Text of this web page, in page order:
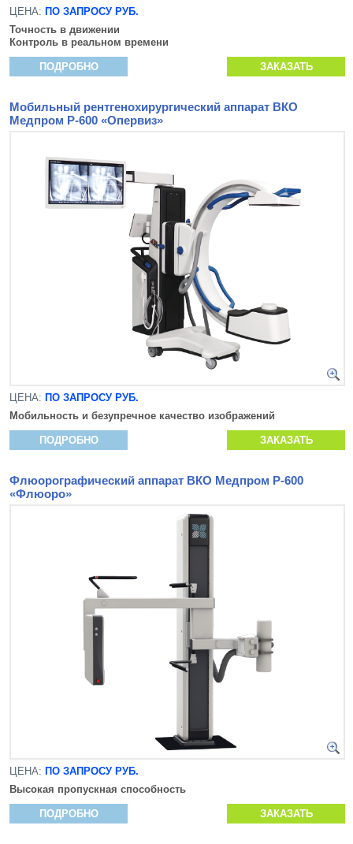
ЦЕНА: ПО ЗАПРОСУ РУБ.
Точность в движении
Контроль в реальном времени
ПОДРОБНО ЗАКАЗАТЬ
Мобильный рентгенохирургический аппарат ВКО
Медпром Р-600 «Опервиз»
ЦЕНА: ПО ЗАПРОСУ РУБ.
Мобильность и безупречное качество изображений
ПОДРОБНО ЗАКАЗАТЬ
Флюорографический аппарат ВКО Медпром Р-600
«Флюоро»
ЦЕНА: ПО ЗАПРОСУ РУБ.
Высокая пропускная способность
ПОДРОБНО ЗАКАЗАТЬ